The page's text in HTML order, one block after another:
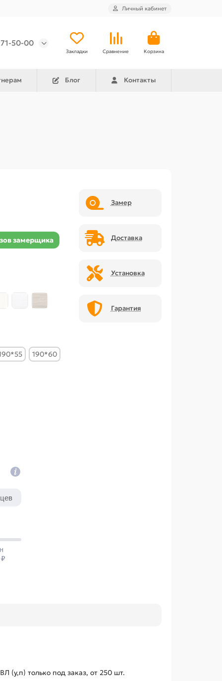
Личный кабинет
50-00
Закладки Сравнение Корзина
Блог Контакты
замерщика
190*60
Замер
Доставка
Установка
Гарантия
только под заказ, от 250 шт.